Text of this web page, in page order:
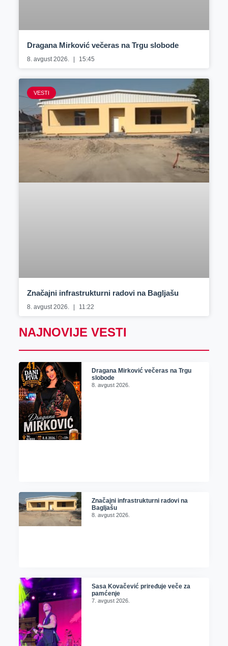
Dragana Mirković večeras na Trgu slobode
8. avgust 2026. 15:45
VESTI
Značajni infrastrukturni radovi na Bagljašu
8. avgust 2026. 11:22
NAJNOVIJE VESTI
Dragana Mirković večeras na Trgu
slobode
8. avgust 2026.
Značajni infrastrukturni radovi na
Bagljašu
8. avgust 2026.
Sasa Kovačević priređuje veče za
pamćenje
7. avgust 2026.